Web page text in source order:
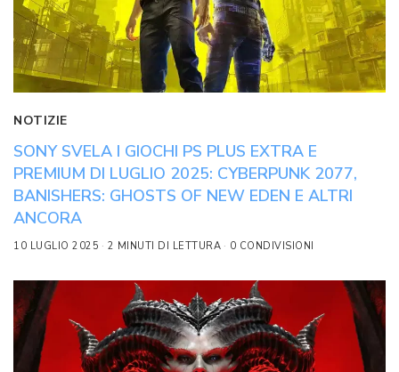
NOTIZIE
SONY SVELA I GIOCHI PS PLUS EXTRA E
PREMIUM DI LUGLIO 2025: CYBERPUNK 2077,
BANISHERS: GHOSTS OF NEW EDEN E ALTRI
ANCORA
10 LUGLIO 2025 2 MINUTI DI LETTURA 0 CONDIVISIONI